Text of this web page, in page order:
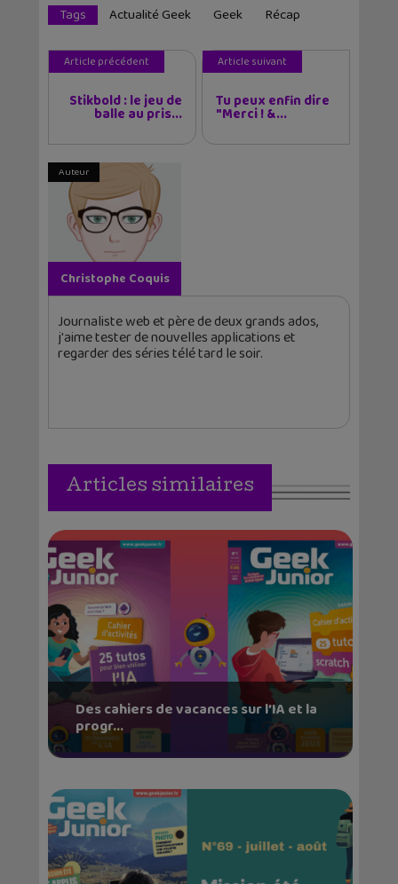
Tags Actualité Geek Geek Récap
Article précédent
Stikbold : le jeu de
balle au pris...
Article suivant
Tu peux enfin dire
"Merci ! &...
Auteur
Christophe Coquis
Journaliste web et père de deux grands ados,
j'aime tester de nouvelles applications et
regarder des séries télé tard le soir.
Articles similaires
Des cahiers de vacances sur l’IA et la
progr...